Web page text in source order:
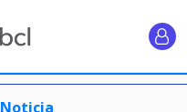
Noticia